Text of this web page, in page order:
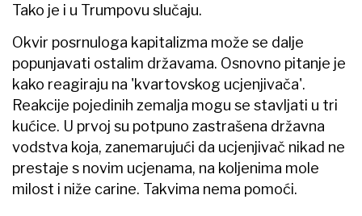
Tako je i u Trumpovu slučaju.
Okvir posrnuloga kapitalizma može se dalje
popunjavati ostalim državama. Osnovno pitanje je
kako reagiraju na 'kvartovskog ucjenjivača'.
Reakcije pojedinih zemalja mogu se stavljati u tri
kućice. U prvoj su potpuno zastrašena državna
vodstva koja, zanemarujući da ucjenjivač nikad ne
prestaje s novim ucjenama, na koljenima mole
milost i niže carine. Takvima nema pomoći.